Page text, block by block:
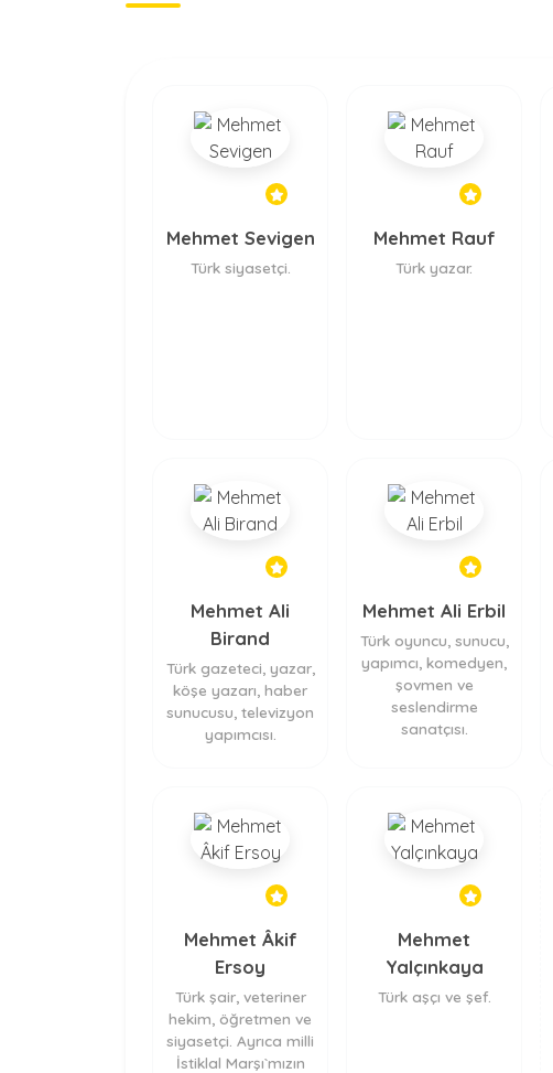
Mehmet Sevigen
Türk siyasetçi.
Mehmet Rauf
Türk yazar.
Mehmet Ali
Birand
Türk gazeteci, yazar,
köşe yazarı, haber
sunucusu, televizyon
yapımcısı.
Mehmet Ali Erbil
Türk oyuncu, sunucu,
yapımcı, komedyen,
şovmen ve
seslendirme
sanatçısı.
Mehmet Âkif
Ersoy
Türk şair, veteriner
hekim, öğretmen ve
siyasetçi. Ayrıca milli
İstiklal Marşı`mızın
Mehmet
Yalçınkaya
Türk aşçı ve şef.